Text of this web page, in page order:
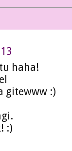
haha!
gitewww :)
:)